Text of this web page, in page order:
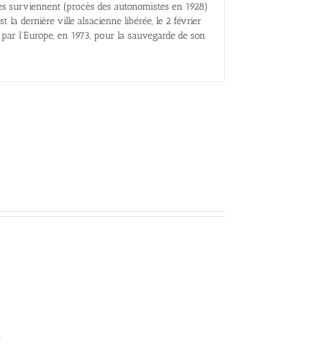
surviennent (procès des autonomistes en 1928)
la dernière ville alsacienne libérée, le 2 février
l’Europe, en 1973, pour la sauvegarde de son